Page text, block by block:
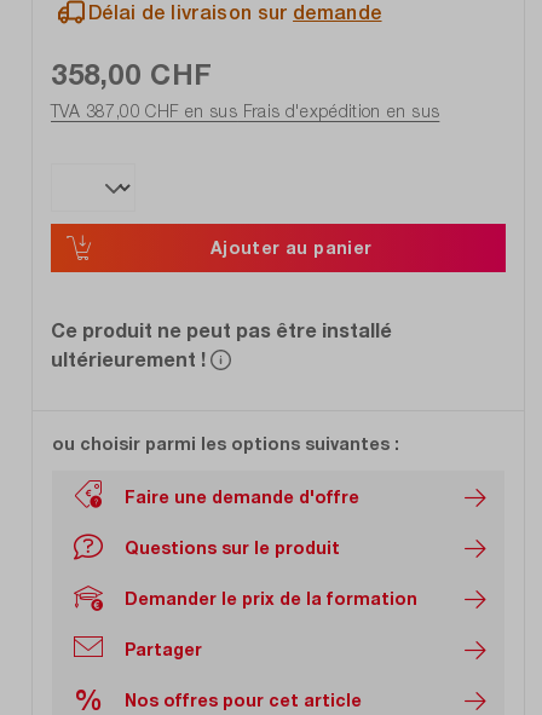
Délai de livraison sur demande
358,00 CHF
TVA 387,00 CHF en sus Frais d'expédition en sus
Ajouter au panier
Ce produit ne peut pas être installé
ultérieurement !
ou choisir parmi les options suivantes :
Faire une demande d'offre
Questions sur le produit
Demander le prix de la formation
Partager
% Nos offres pour cet article